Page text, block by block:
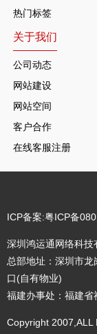
热门标签
关于我们
公司动态
网站建设
网站空间
客户合作
在线客服注册
ICP备案:粤ICP备
深圳鸿运通网络科技
总部地址：深圳市
口(自有物业)
福建办事处：福建
Copyright